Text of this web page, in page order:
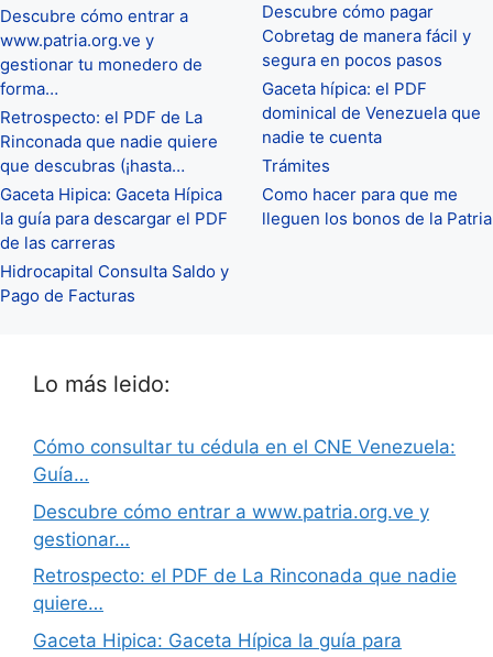
Descubre cómo entrar a
www.patria.org.ve y
gestionar tu monedero de
forma…
Retrospecto: el PDF de La
Rinconada que nadie quiere
que descubras (¡hasta…
Gaceta Hipica: Gaceta Hípica
la guía para descargar el PDF
de las carreras
Hidrocapital Consulta Saldo y
Pago de Facturas
Descubre cómo pagar
Cobretag de manera fácil y
segura en pocos pasos
Gaceta hípica: el PDF
dominical de Venezuela que
nadie te cuenta
Trámites
Como hacer para que me
lleguen los bonos de la Patria
Lo más leido:
Cómo consultar tu cédula en el CNE Venezuela:
Guía…
Descubre cómo entrar a www.patria.org.ve y
gestionar…
Retrospecto: el PDF de La Rinconada que nadie
quiere…
Gaceta Hipica: Gaceta Hípica la guía para